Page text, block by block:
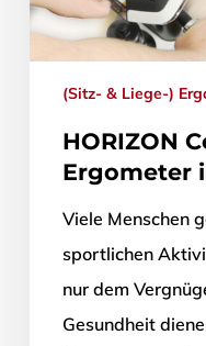
(Sitz- & Liege-)
HORIZON
Ergometer
Viele Menschen
sportlichen
nur dem
Gesundheit